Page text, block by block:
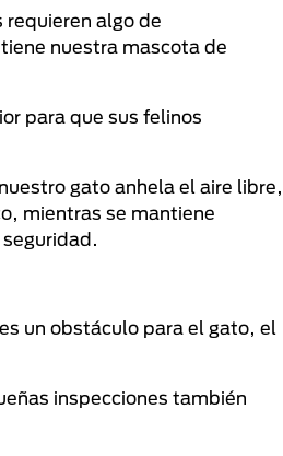
algo de
nuestra mascota de
para que sus felinos
gato anhela el aire libre,
mientras se mantiene
un obstáculo para el gato, el
inspecciones también